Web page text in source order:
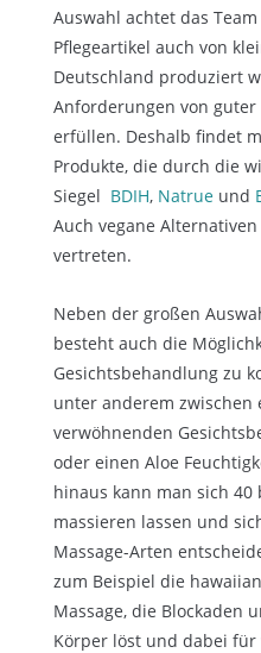
Auswahl achtet das
Pflegeartikel auch von
Deutschland produziert
Anforderungen von
erfüllen. Deshalb findet
Produkte, die durch die
Siegel BDIH, Natrueund
Auch vegane
vertreten.
Neben der großen
besteht auch die
Gesichtsbehandlung zu
unter anderem zwischen
verwöhnenden
oder einen Aloe
hinaus kann man sich
massieren lassen und
Massage-Arten
zum Beispiel die
Massage, die Blockaden
Körper löst und dabei